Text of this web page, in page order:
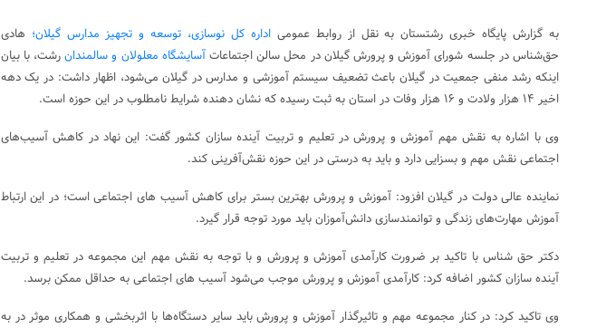
به گزارش پایگاه خبری رشتستان به نقل از روابط عمومیاداره کل نوسازی، توسعه و تجهیز مدارس گیلان؛ هادی
حق‌شناس در جلسه شورای آموزش و پرورش گیلان در محل سالن اجتماعاتآسایشگاه معلولان و سالمندانرشت، با بیان
اینکه رشد منفی جمعیت در گیلان باعث تضعیف سیستم آموزشی و مدارس در گیلان می‌شود، اظهار داشت: در یک دهه
اخیر ۱۴ هزار ولادت و ۱۶ هزار وفات در استان به ثبت رسیده که نشان دهنده شرایط نامطلوب در این حوزه است.
وی با اشاره به نقش مهم آموزش و پرورش در تعلیم و تربیت آینده سازان کشور گفت: این نهاد در کاهش آسیب‌های
اجتماعی نقش مهم و بسزایی دارد و باید به درستی در این حوزه نقش‌آفرینی کند.
نماینده عالی دولت در گیلان افزود: آموزش و پرورش بهترین بستر برای کاهش آسیب های اجتماعی است؛ در این ارتباط
آموزش مهارت‌های زندگی و توانمندسازی دانش‌آموزان باید مورد توجه قرار گیرد.
دکتر حق شناس با تاکید بر ضرورت کارآمدی آموزش و پرورش و با توجه به نقش مهم این مجموعه در تعلیم و تربیت
آینده سازان کشور اضافه کرد: کارآمدی آموزش و پرورش موجب می‌شود آسیب های اجتماعی به حداقل ممکن برسد.
وی تاکید کرد: در کنار مجموعه مهم و تاثیرگذار آموزش و پرورش باید سایر دستگاه‌ها با اثربخشی و همکاری موثر در به